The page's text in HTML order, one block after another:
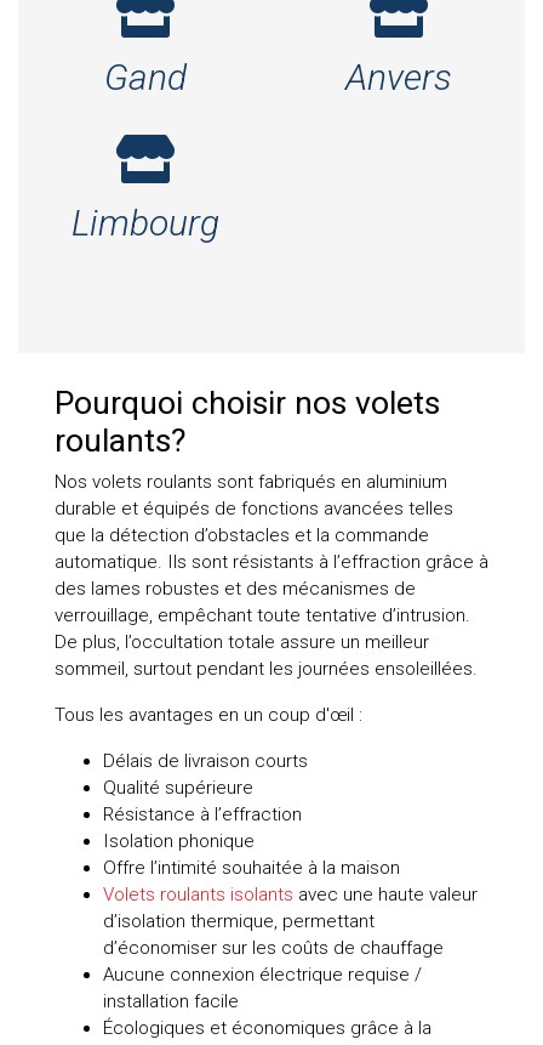
Gand Anvers
Limbourg
Pourquoi choisir nos volets
roulants?
Nos volets roulants sont fabriqués en aluminium
durable et équipés de fonctions avancées telles
que la détection d’obstacles et la commande
automatique. Ils sont résistants à l’effraction grâce à
des lames robustes et des mécanismes de
verrouillage, empêchant toute tentative d’intrusion.
De plus, l’occultation totale assure un meilleur
sommeil, surtout pendant les journées ensoleillées.
Tous les avantages en un coup d'œil :
Délais de livraison courts
Qualité supérieure
Résistance à l’effraction
Isolation phonique
Offre l’intimité souhaitée à la maison
Volets roulants isolants avec une haute valeur
d’isolation thermique, permettant
d’économiser sur les coûts de chauffage
Aucune connexion électrique requise /
installation facile
Écologiques et économiques grâce à la